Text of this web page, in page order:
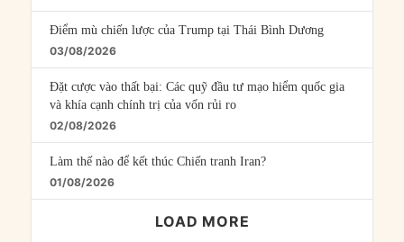
Điểm mù chiến lược của Trump tại Thái Bình Dương
03/08/2026
Đặt cược vào thất bại: Các quỹ đầu tư mạo hiểm quốc gia
và khía cạnh chính trị của vốn rủi ro
02/08/2026
Làm thế nào để kết thúc Chiến tranh Iran?
01/08/2026
LOAD MORE